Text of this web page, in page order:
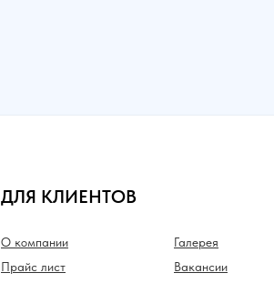
ДЛЯ КЛИЕНТОВ
О компании
Прайс лист
Галерея
Вакансии